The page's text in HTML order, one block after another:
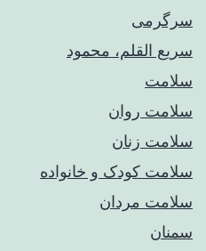
سرگرمی
سریع القلم، محمود
سلامت
سلامت روان
سلامت زنان
سلامت کودک‌ و خانواده
سلامت مردان
سمنان